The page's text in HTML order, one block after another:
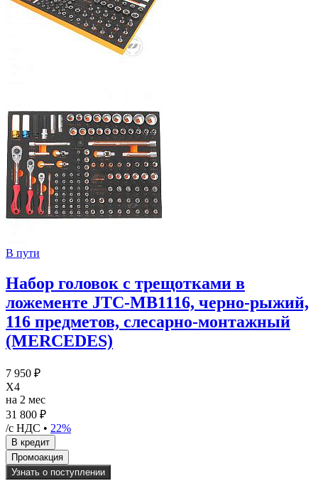
В пути
Набор головок с трещотками в
ложементе JTC-MB1116, черно-рыжий,
116 предметов, слесарно-монтажный
(MERCEDES)
7 950 ₽
X4
на 2 мес
31 800 ₽
/с НДС • 22%
Узнать о поступлении